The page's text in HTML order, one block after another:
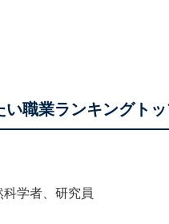
い職業ランキングト
学者、研究員